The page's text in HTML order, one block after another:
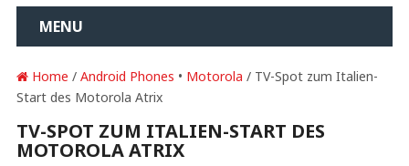
MENU
Home / Android Phones • Motorola / TV-Spot zum Italien-
Start des Motorola Atrix
TV-SPOT ZUM ITALIEN-START DES
MOTOROLA ATRIX